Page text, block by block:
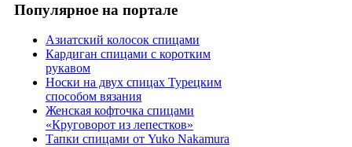
Популярное на портале
Азиатский колосок спицами
Кардиган спицами с коротким
рукавом
Носки на двух спицах Турецким
способом вязания
Женская кофточка спицами
«Круговорот из лепестков»
Тапки спицами от Yuko Nakamura